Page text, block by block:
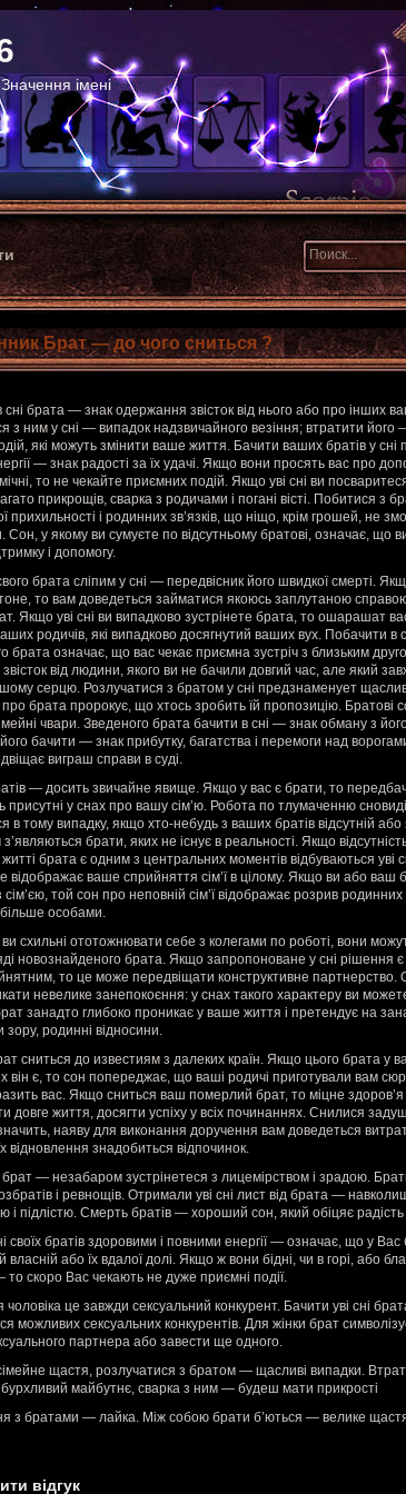
імені
Брат — до чого сниться ?
сні брата — знак одержання звісток від нього або про інших
з ним у сні — випадок надзвичайного везіння; втратити його
які можуть змінити ваше життя. Бачити ваших братів у сні
— знак радості за їх удачі. Якщо вони просять вас про
то не чекайте приємних подій. Якщо уві сні ви
прикрощів, сварка з родичами і погані вісті. Побитися з
прихильності і родинних зв’язків, що ніщо, крім грошей, не
Сон, у якому ви сумуєте по відсутньому братові, означає, що
і допомогу.
брата сліпим у сні — передвісник його швидкої смерті.
то вам доведеться займатися якоюсь заплутаною
Якщо уві сні ви випадково зустрінете брата, то ошарашат
родичів, які випадково досягнутий ваших вух. Побачити в
брата означає, що вас чекає приємна зустріч з близьким
від людини, якого ви не бачили довгий час, але який
серцю. Розлучатися з братом у сні предзнаменует
про брата пророкує, що хтось зробить їй пропозицію. Братові
чвари. Зведеного брата бачити в сні — знак обману з
бачити — знак прибутку, багатства і перемоги над
виграш справи в суді.
— досить звичайне явище. Якщо у вас є брати, то
присутні у снах про вашу сім’ю. Робота по тлумаченню
в тому випадку, якщо хто-небудь з ваших братів відсутній або
брати, яких не існує в реальності. Якщо
брата є одним з центральних моментів відбуваються уві
відображає ваше сприйняття сім’ї в цілому. Якщо ви або ваш
той сон про неповній сім’ї відображає розрив родинних
особами.
ви схильні ототожнювати себе з колегами по роботі, вони
новознайденого брата. Якщо запропоноване у сні рішення
то це може передвіщати конструктивне партнерство.
невелике занепокоєння: у снах такого характеру ви
занадто глибоко проникає у ваше життя і претендує на
зору, родинні відносини.
сниться до известиям з далеких країн. Якщо цього брата у
він є, то сон попереджає, що ваші родичі приготували вам
вас. Якщо сниться ваш померлий брат, то міцне
довге життя, досягти успіху у всіх починаннях. Снилися
наяву для виконання доручення вам доведеться
відновлення знадобиться відпочинок.
— незабаром зустрінетеся з лицемірством і зрадою.
і ревнощів. Отримали уві сні лист від брата —
і підлістю. Смерть братів — хороший сон, який обіцяє радість
своїх братів здоровими і повними енергії — означає, що у
власній або їх вдалої долі. Якщо ж вони бідні, чи в горі, або
скоро Вас чекають не дуже приємні події.
це завжди сексуальний конкурент. Бачити уві сні
можливих сексуальних конкурентів. Для жінки брат
партнера або завести ще одного.
щастя, розлучатися з братом — щасливі випадки.
майбутнє, сварка з ним — будеш мати прикрості
з братами — лайка. Між собою брати б’ються — велике
відгук